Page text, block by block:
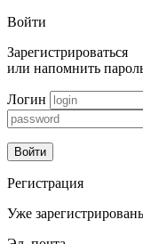
Войти
Зарегистрироваться
или напомнить
Логин
Войти
Регистрация
Уже